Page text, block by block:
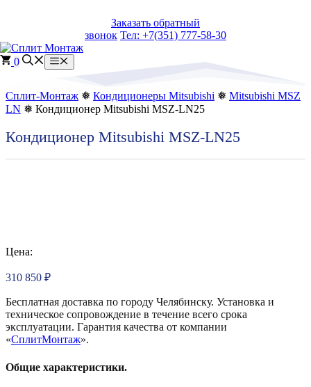
Заказать обратный
звонок Тел: +7(351) 777-58-30
0 Меню
Сплит-Монтаж ❅ Кондиционеры Mitsubishi ❅ Mitsubishi MSZ
LN ❅ Кондиционер Mitsubishi MSZ-LN25
Кондиционер Mitsubishi MSZ-LN25
Цена:
310 850 ₽
Бесплатная доставка по городу Челябинску. Установка и
техническое сопровождение в течение всего срока
эксплуатации. Гарантия качества от компании
«СплитМонтаж».
Общие характеристики.